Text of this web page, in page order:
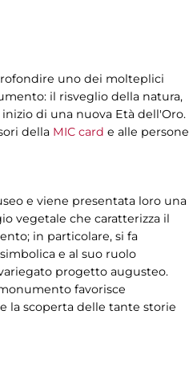
uno dei molteplici
il risveglio della natura,
inizio di una nuova Età dell'Oro.
della MIC card e alle persone
e viene presentata loro una
vegetale che caratterizza il
in particolare, si fa
e al suo ruolo
progetto augusteo.
favorisce
e la scoperta delle tante storie